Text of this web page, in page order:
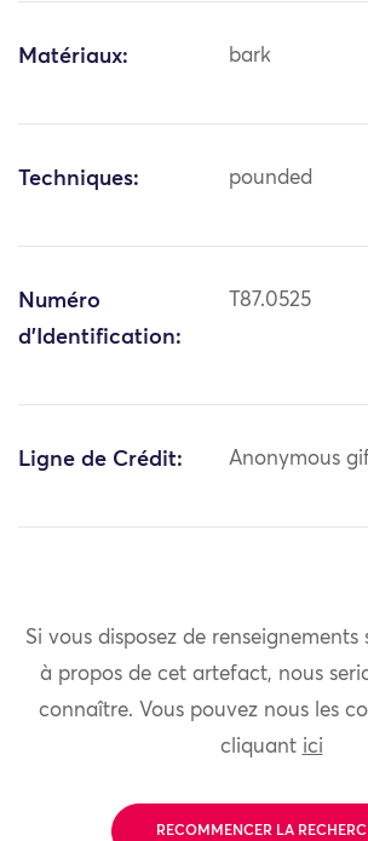
Matériaux: bark
Techniques: pounded
Numéro
d'Identification:
T87.0525
Ligne de Crédit: Anonymous
Si vous disposez de renseignements
à propos de cet artefact, nous
connaître. Vous pouvez nous les
cliquant ici
RECOMMENCER LA